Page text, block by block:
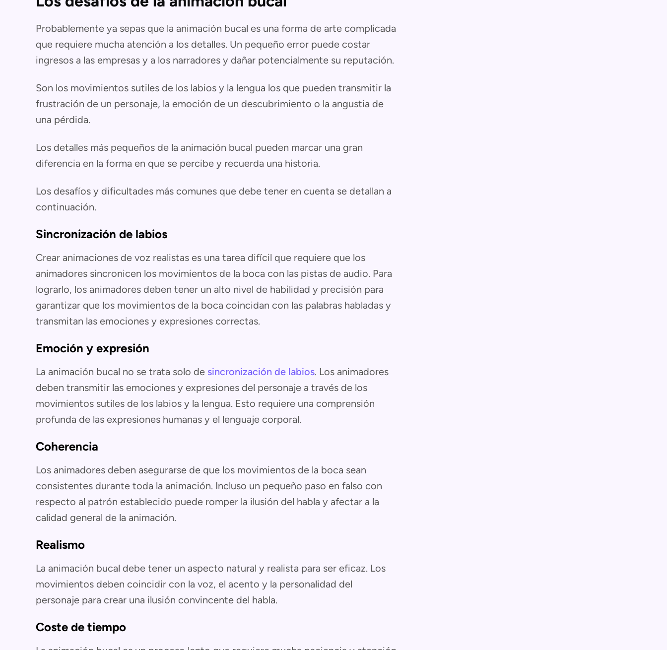
Probablemente ya sepas que la animación bucal es una forma de arte complicada
que requiere mucha atención a los detalles. Un pequeño error puede costar
ingresos a las empresas y a los narradores y dañar potencialmente su reputación.
Son los movimientos sutiles de los labios y la lengua los que pueden transmitir la
frustración de un personaje, la emoción de un descubrimiento o la angustia de
una pérdida.
Los detalles más pequeños de la animación bucal pueden marcar una gran
diferencia en la forma en que se percibe y recuerda una historia.
Los desafíos y dificultades más comunes que debe tener en cuenta se detallan a
continuación.
Sincronización de labios
Crear animaciones de voz realistas es una tarea difícil que requiere que los
animadores sincronicen los movimientos de la boca con las pistas de audio. Para
lograrlo, los animadores deben tener un alto nivel de habilidad y precisión para
garantizar que los movimientos de la boca coincidan con las palabras habladas y
transmitan las emociones y expresiones correctas.
Emoción y expresión
La animación bucal no se trata solo de sincronización de labios. Los animadores
deben transmitir las emociones y expresiones del personaje a través de los
movimientos sutiles de los labios y la lengua. Esto requiere una comprensión
profunda de las expresiones humanas y el lenguaje corporal.
Coherencia
Los animadores deben asegurarse de que los movimientos de la boca sean
consistentes durante toda la animación. Incluso un pequeño paso en falso con
respecto al patrón establecido puede romper la ilusión del habla y afectar a la
calidad general de la animación.
Realismo
La animación bucal debe tener un aspecto natural y realista para ser eficaz. Los
movimientos deben coincidir con la voz, el acento y la personalidad del
personaje para crear una ilusión convincente del habla.
Coste de tiempo